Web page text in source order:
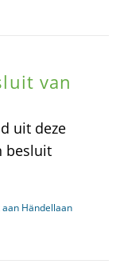
van
uit deze
besluit
Händellaan